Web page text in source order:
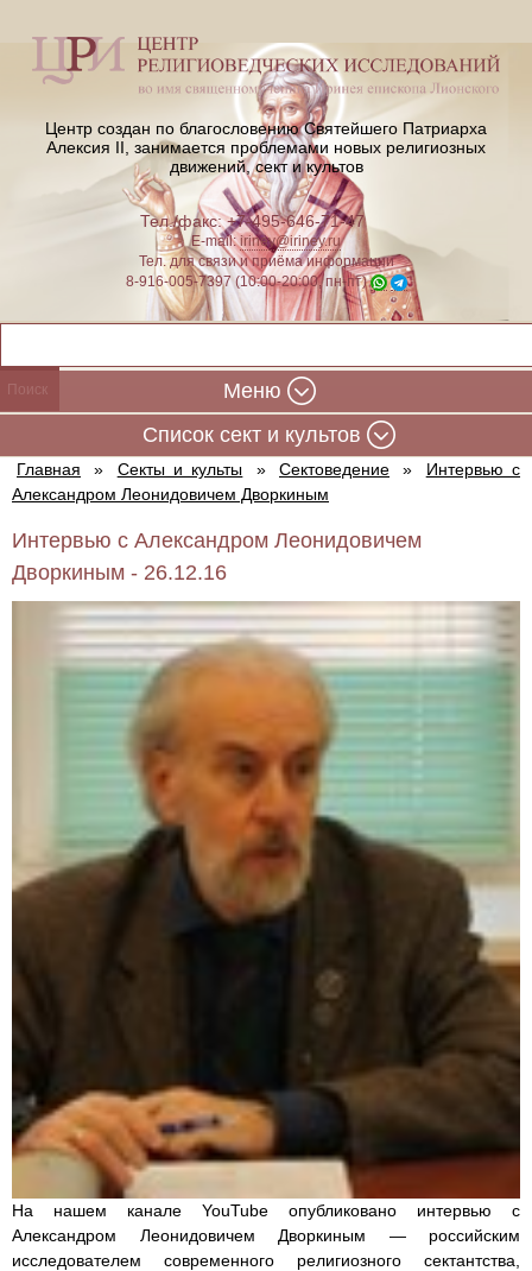
Центр создан по благословению Святейшего Патриарха
Алексия II, занимается проблемами новых религиозных
движений, сект и культов
Тел./факс: +7-495-646-71-47
E-mail:iriney@iriney.ru
Тел. для связи и приёма информации
8-916-005-7397 (10:00-20:00, пн-пт)
Меню
Cписок сект и культов
Главная » Секты и культы » Сектоведение »
Интервью с
Александром Леонидовичем Дворкиным
Интервью с Александром Леонидовичем
Дворкиным - 26.12.16
На нашем канале YouTube опубликовано интервью с
Александром Леонидовичем Дворкиным — российским
исследователем современного религиозного сектантства,